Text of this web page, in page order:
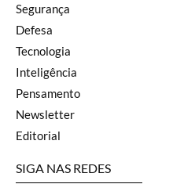
Segurança
Defesa
Tecnologia
Inteligência
Pensamento
Newsletter
Editorial
SIGA NAS REDES